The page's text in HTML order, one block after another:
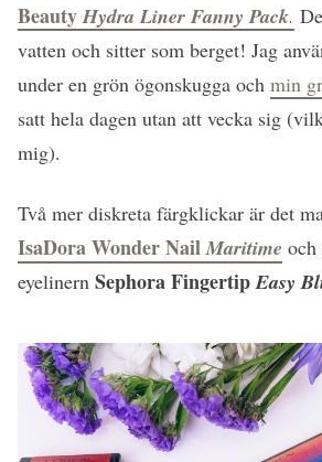
BeautyHydra Liner Fanny Pack.
vatten och sitter som berget! Jag
under en grön ögonskugga och min
satt hela dagen utan att vecka sig
mig).
Två mer diskreta färgklickar är det
IsaDora Wonder NailMaritime och
eyelinern Sephora FingertipEasy